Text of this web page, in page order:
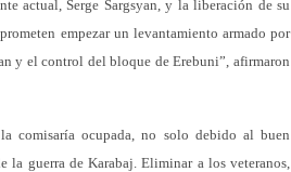
actual, Serge Sargsyan, y la liberación de su
empezar un levantamiento armado por
y el control del bloque de Erebuni”, afirmaron
comisaría ocupada, no solo debido al buen
la guerra de Karabaj. Eliminar a los veteranos,